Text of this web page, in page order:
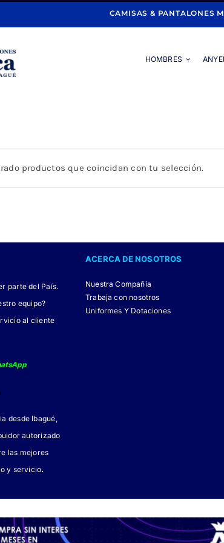
CAMISAS & PANTALONES
HOMBRES
productos que coincidan con tu selección.
parte del País.
equipo?
al cliente
desde Ibagué,
autorizado
las mejores
y servicio.
ACERCA DE NOSOTROS
Nuestra Compañia
Trabaja con nosotros
Uniformes Y Dotaciones